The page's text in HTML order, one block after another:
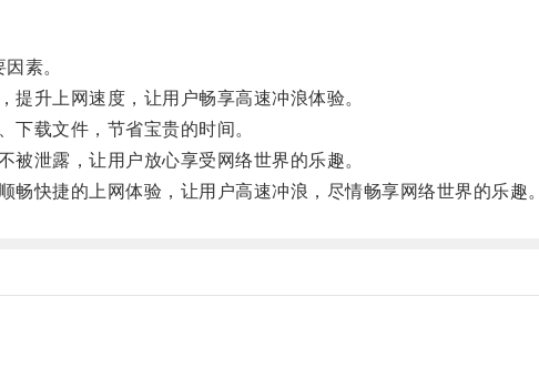
素。
升上网速度，让用户畅享高速冲浪体验。
载文件，节省宝贵的时间。
泄露，让用户放心享受网络世界的乐趣。
快捷的上网体验，让用户高速冲浪，尽情畅享网络世界的乐趣。